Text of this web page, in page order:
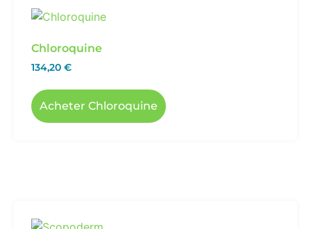
Chloroquine
134,20 €
Acheter Chloroquine